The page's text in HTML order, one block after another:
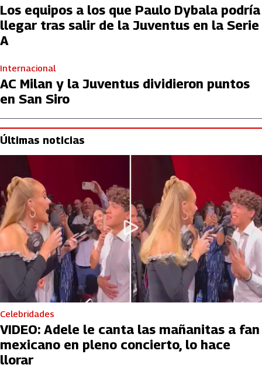
Los equipos a los que Paulo Dybala podría
llegar tras salir de la Juventus en la Serie
A
Internacional
AC Milan y la Juventus dividieron puntos
en San Siro
Últimas noticias
Celebridades
VIDEO: Adele le canta las mañanitas a fan
mexicano en pleno concierto, lo hace
llorar